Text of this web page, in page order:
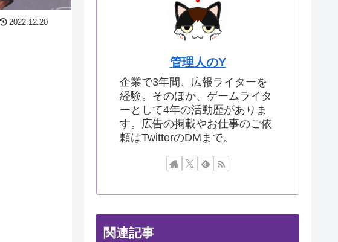
2022.12.20
管理人のY
企業で3年間、広報ライターを
経験。そのほか、ゲームライタ
ーとして4年の活動歴がありま
す。広告の掲載やお仕事のご依
頼はTwitterのDMまで。
関連記事